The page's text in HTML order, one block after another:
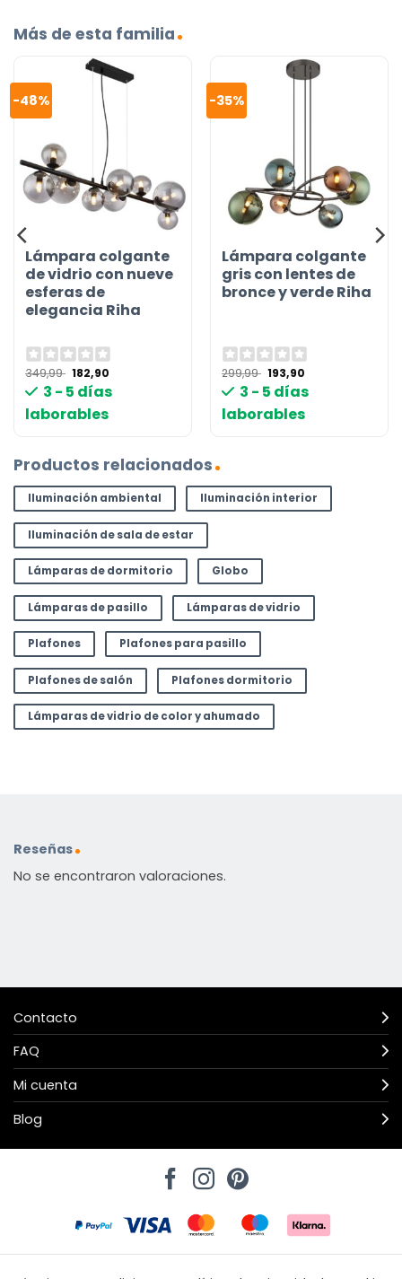
Más de esta familia
-48%
Lámpara colgante
de vidrio con nueve
esferas de
elegancia Riha
349,99 El
precio
original
349,99 €.
182,90
actual
3 - 5 días
laborables
-35%
Lámpara colgante
gris con lentes de
bronce y verde Riha
299,99 El
precio
original
299,99 €.
193,90
actual
3 - 5 días
laborables
Productos relacionados
Iluminación ambiental Iluminación interior
Iluminación de sala de estar
Lámparas de dormitorio Globo
Lámparas de pasillo Lámparas de vidrio
Plafones Plafones para pasillo
Plafones de salón Plafones dormitorio
Lámparas de vidrio de color y ahumado
Reseñas
No se encontraron valoraciones.
Contacto
FAQ
Mi cuenta
Blog